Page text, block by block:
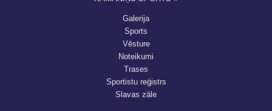
Galerija
Sports
Vēsture
Noteikumi
Trases
Sportistu reģistrs
Slavas zāle